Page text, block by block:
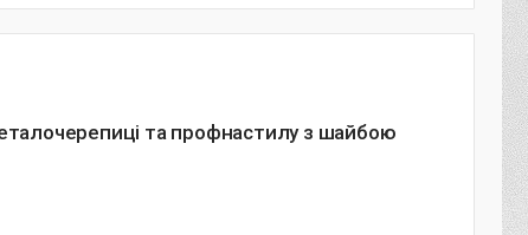
та профнастилу з шайбою